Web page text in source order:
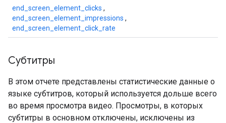
end_screen_element_clicks ,
end_screen_element_impressions ,
end_screen_element_click_rate
Субтитры
В этом отчете представлены статистические данные о
языке субтитров, который используется дольше всего
во время просмотра видео. Просмотры, в которых
субтитры в основном отключены, исключены из